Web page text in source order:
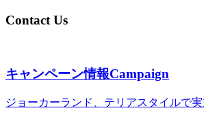
Contact Us
キャンペーン情報Campaign
ジョーカーランド、テリアスタイルで